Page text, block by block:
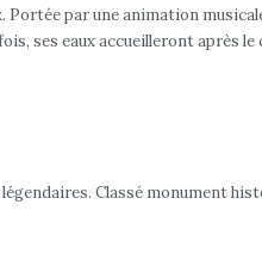
par une animation
ses eaux accueilleront après
Classé monument